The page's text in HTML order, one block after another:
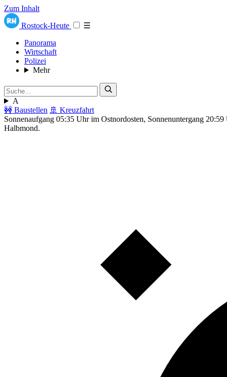
Zum Inhalt
Rostock-Heute
☰
Panorama
Wirtschaft
Polizei
Mehr
A
🚧 Baustellen 🚢 Kreuzfahrt
Sonnenaufgang 05:35 Uhr im Ostnordosten, Sonnenuntergang
Halbmond.